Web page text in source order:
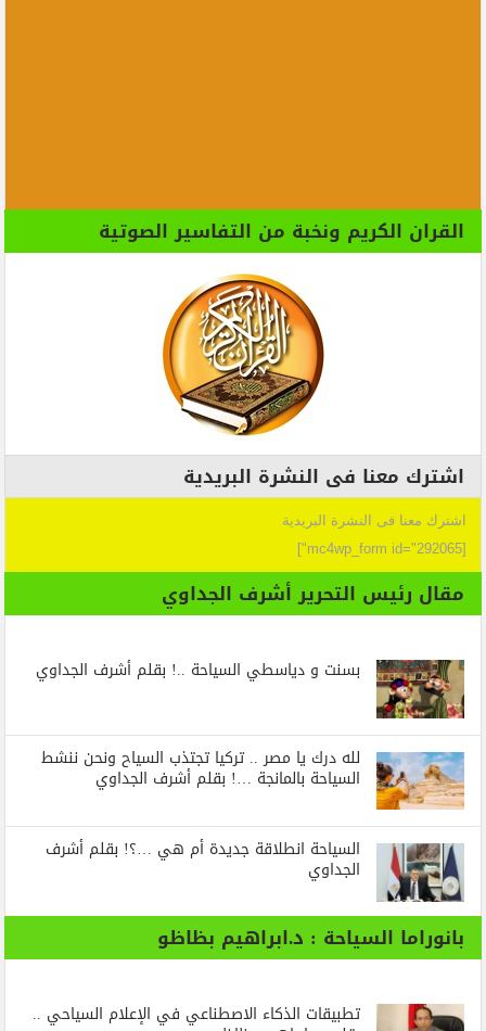
القران الكريم ونخبة من التفاسير الصوتية
اشترك معنا فى النشرة البريدية
اشترك معنا فى النشرة البريدية
[mc4wp_form id="292065"]
مقال رئيس التحرير أشرف الجداوي
بسنت و دياسطي السياحة ..! بقلم أشرف الجداوي
لله درك يا مصر .. تركيا تجتذب السياح ونحن ننشط
السياحة بالمانجة …! بقلم أشرف الجداوي
السياحة انطلاقة جديدة أم هي …؟! بقلم أشرف
الجداوي
بانوراما السياحة : د.ابراهيم بظاظو
تطبيقات الذكاء الاصطناعي في الإعلام السياحي ..